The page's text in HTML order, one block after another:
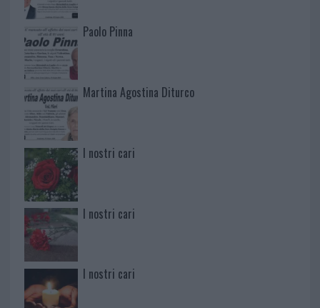
Paolo Pinna
Martina Agostina Diturco
I nostri cari
I nostri cari
I nostri cari